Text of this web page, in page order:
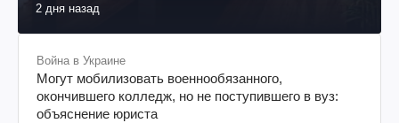
2 дня назад
Война в Украине
Могут мобилизовать военнообязанного,
окончившего колледж, но не поступившего в вуз:
объяснение юриста